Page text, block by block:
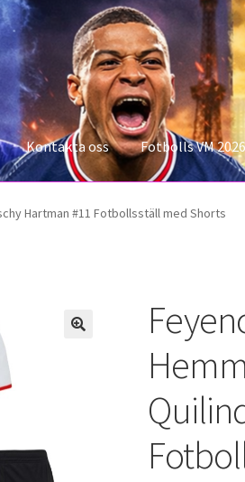
Kontakta oss Fotbolls VM 2026
Hartman #11 Fotbollsställ med Shorts